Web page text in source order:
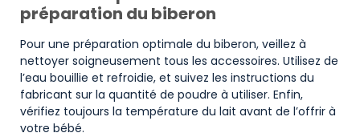
préparation du biberon
Pour une préparation optimale du biberon, veillez à
nettoyer soigneusement tous les accessoires. Utilisez de
l’eau bouillie et refroidie, et suivez les instructions du
fabricant sur la quantité de poudre à utiliser. Enfin,
vérifiez toujours la température du lait avant de l’offrir à
votre bébé.